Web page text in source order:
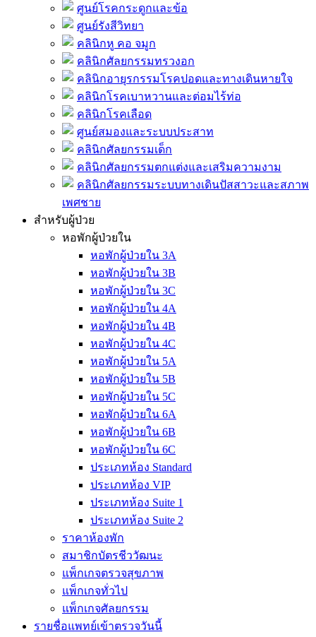
ศูนย์โรคกระดูกและข้อ
ศูนย์รังสีวิทยา
คลินิกหู คอ จมูก
คลินิกศัลยกรรมทรวงอก
คลินิกอายุรกรรมโรคปอดและทางเดินหายใจ
คลินิกโรคเบาหวานและต่อมไร้ท่อ
คลินิกโรคเลือด
ศูนย์สมองและระบบประสาท
คลินิกศัลยกรรมเด็ก
คลินิกศัลยกรรมตกแต่งและเสริมความงาม
คลินิกศัลยกรรมระบบทางเดินปัสสาวะและสภาพ
เพศชาย
สำหรับผู้ป่วย
หอพักผู้ป่วยใน
หอพักผู้ป่วยใน 3A
หอพักผู้ป่วยใน 3B
หอพักผู้ป่วยใน 3C
หอพักผู้ป่วยใน 4A
หอพักผู้ป่วยใน 4B
หอพักผู้ป่วยใน 4C
หอพักผู้ป่วยใน 5A
หอพักผู้ป่วยใน 5B
หอพักผู้ป่วยใน 5C
หอพักผู้ป่วยใน 6A
หอพักผู้ป่วยใน 6B
หอพักผู้ป่วยใน 6C
ประเภทห้อง Standard
ประเภทห้อง VIP
ประเภทห้อง Suite 1
ประเภทห้อง Suite 2
ราคาห้องพัก
สมาชิกบัตรชีววัฒนะ
แพ็กเกจตรวจสุขภาพ
แพ็กเกจทั่วไป
แพ็กเกจศัลยกรรม
รายชื่อแพทย์เข้าตรวจวันนี้